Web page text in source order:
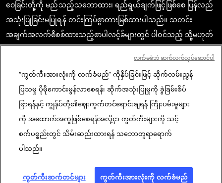
ဝေခြင်းတို့ကို မည်သည့်သဘောထား၊ ရည်ရွယ်ချက်ဖြင့်ဖြစ်စေ ပြန်လည်
အသုံးပြုခြင်းမပြုရန် တင်းကြပ်စွာတားမြစ်ထားပါသည်။ သတင်း
အချက်အလက်စိစစ်ထားသည့်စာပါလင့်ခ်များတွင် ပါဝင်သည့် သို့မဟုတ်
အချက်အလက်များကို အတည်ပြုရာတွင် စာဖတ်သူတို့ မှန်ကန်စွာ
နားလည်စေရန်အလို့ငှာ လိုအပ်သည့် အတိုင်းအတာပမာဏအအလျောက်
ရယူဖော်ပြထားခြင်းဖြစ်ပါသည်။ AFP အနေဖြင့် ဤသို့သောတတိယအဖွဲ့
အစည်း (third party) ၏ စာ၊ အကြောင်းအရာများနှင့်ပတ်သက်၍ မူပိုင်
ခွင့်ရှိသူ သို့မဟုတ် မူရင်းတင်သူများထံမှ မည်သည့်ပိုင်ခွင့်မှ ရယူထားခြင်း
မရှိပါ။ ဤသို့ဆောင်ရွက်သည့်အတွက် မည်သို့သော တာဝန်မှရှိမည်
မဟုတ်ပါ။ AFP နှင့် AFP ၏ တံဆိပ်လိုဂိုမှာ မှတ်ပုံတင်ပြီးဖြစ်ကာ AFP ၏
ကုန်အမှတ်တံဆိပ်များလည်းဖြစ်ပါသည်။
“ကွတ်ကီးအားလုံးကို လက်ခံမည်” ကိုနှိပ်ခြင်းဖြင့် ဆိုက်လမ်းညွှန်
ပြသမှု ပိုမိုကောင်းမွန်လာစေရန်၊ ဆိုက်အသုံးပြုမှုကို ခွဲခြမ်းစိပ်
ဖြာရန်နှင့် ကျွန်ုပ်တို့၏ဈေးကွက်တင်ရောင်းချရန် ကြိုးပမ်းမှုများ
ကို အထောက်အကူဖြစ်စေရန်အလို့ငှာ ကွတ်ကီးများကို သင့်
စက်ပစ္စည်းတွင် သိမ်းဆည်းထားရန် သဘောတူရာရောက်
ပါသည်။
ကွတ်ကီးဆက်တင်များ ကွတ်ကီးအားလုံးကို လက်ခံမည်
လက်မခံဘဲ ဆက်လက်လုပ်ဆောင်ပါ